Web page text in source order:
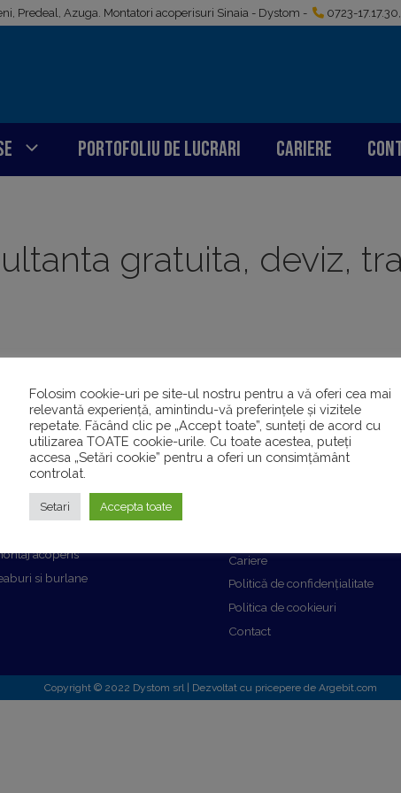
Predeal, Azuga. Montatori acoperisuri Sinaia - Dystom - 0723-17.17.30,
Portofoliu de lucrari Cariere
gratuita, deviz,
consultanta gratuita, deviz,
la lucrare
acoperis
si burlane
Info util
Cariere
Politică de confidențialitate
Politica de cookieuri
Contact
Copyright © 2022 Dystom srl | Dezvoltat cu pricepere de Argebit.com
Folosim cookie-uri pe site-ul nostru pentru a vă oferi cea mai
relevantă experiență, amintindu-vă preferințele și vizitele
repetate. Făcând clic pe „Accept toate”, sunteți de acord cu
utilizarea TOATE cookie-urile. Cu toate acestea, puteți
accesa „Setări cookie” pentru a oferi un consimțământ
controlat.
Setari Accepta toate